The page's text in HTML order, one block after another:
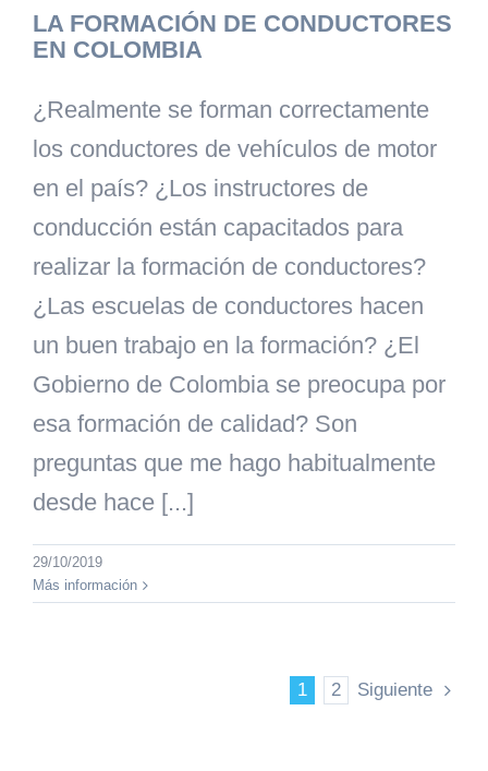
LA FORMACIÓN DE CONDUCTORES
EN COLOMBIA
¿Realmente se forman correctamente
los conductores de vehículos de motor
en el país? ¿Los instructores de
conducción están capacitados para
realizar la formación de conductores?
¿Las escuelas de conductores hacen
un buen trabajo en la formación? ¿El
Gobierno de Colombia se preocupa por
esa formación de calidad? Son
preguntas que me hago habitualmente
desde hace [...]
29/10/2019
Más información
1 2 Siguiente